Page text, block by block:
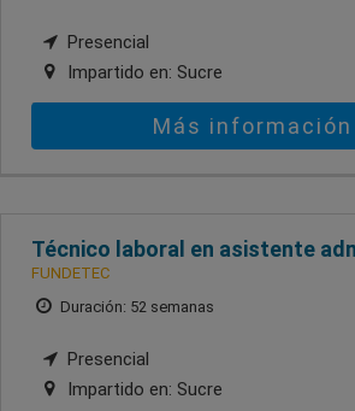
Presencial
Impartido en: Sucre
Más información
Técnico laboral en asistente
FUNDETEC
Duración: 52 semanas
Presencial
Impartido en: Sucre